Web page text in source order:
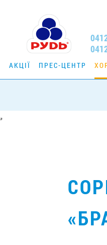
АКЦІЇ ПРЕС-ЦЕНТР